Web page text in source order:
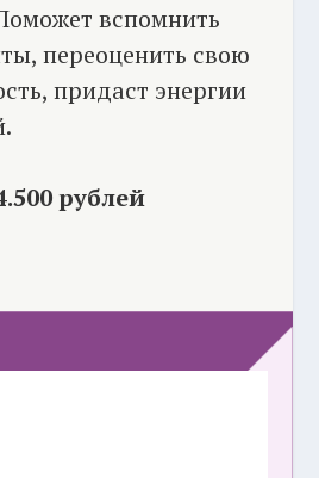
вспомнить
переоценить свою
придаст энергии
рублей